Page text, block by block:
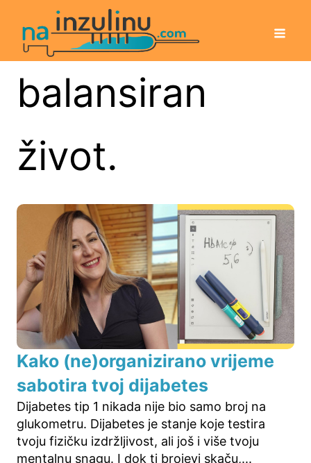
balansiran
život.
Kako (ne)organizirano vrijeme
sabotira tvoj dijabetes
Dijabetes tip 1 nikada nije bio samo broj na
glukometru. Dijabetes je stanje koje testira
tvoju fizičku izdržljivost, ali još i više tvoju
mentalnu snagu. I dok ti brojevi skaču,...